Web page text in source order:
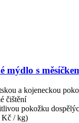
mýdlo s
a kojeneckou
čištění
pokožku
Kč / kg)